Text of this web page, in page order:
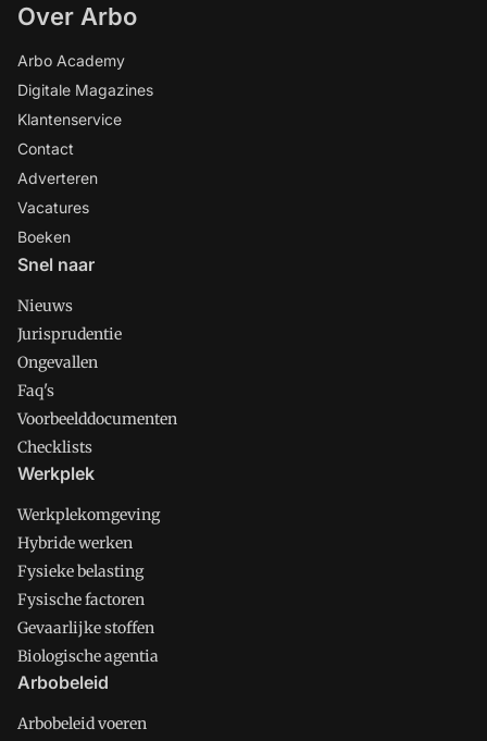
Over Arbo
Arbo Academy
Digitale Magazines
Klantenservice
Contact
Adverteren
Vacatures
Boeken
Snel naar
Nieuws
Jurisprudentie
Ongevallen
Faq's
Voorbeelddocumenten
Checklists
Werkplek
Werkplekomgeving
Hybride werken
Fysieke belasting
Fysische factoren
Gevaarlijke stoffen
Biologische agentia
Arbobeleid
Arbobeleid voeren